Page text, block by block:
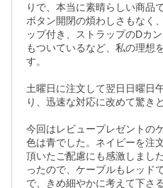
りで、本当に素晴らしい商品
ボタン開閉の煩わしさもなく
ップ付き、ストラップのDカ
もついているなど、私の理想
す。
土曜日に注文して翌日日曜日
り、迅速な対応に改めて驚き
今回はレビュープレゼントの
色は青でした。ネイビーを注
頂いたご配慮にも感激しまし
ったので、ケーブルもレッド
で、きめ細やかに考えて下さ